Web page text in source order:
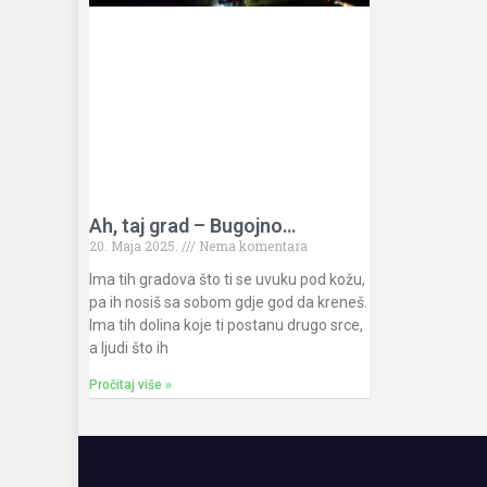
Ah, taj grad – Bugojno…
20. Maja 2025.
Nema komentara
Ima tih gradova što ti se uvuku pod kožu,
pa ih nosiš sa sobom gdje god da kreneš.
Ima tih dolina koje ti postanu drugo srce,
a ljudi što ih
Pročitaj više »